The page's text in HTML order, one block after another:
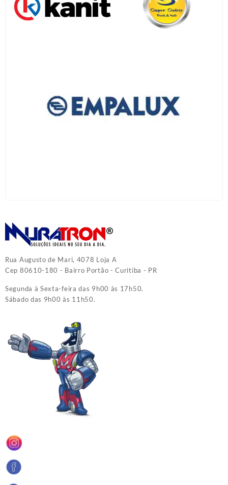
Rua Augusto de Mari, 4078 Loja A
Cep 80610-180 - Bairro Portão - Curitiba - PR
Segunda à Sexta-feira das 9h00 às 17h50.
Sábado das 9h00 às 11h50.